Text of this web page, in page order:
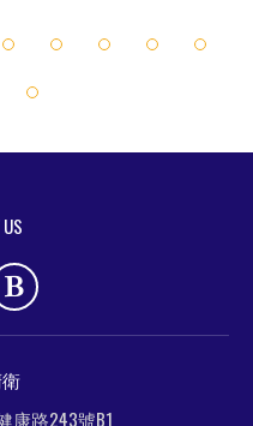
6 7 8 9 10
13
康路243號B1